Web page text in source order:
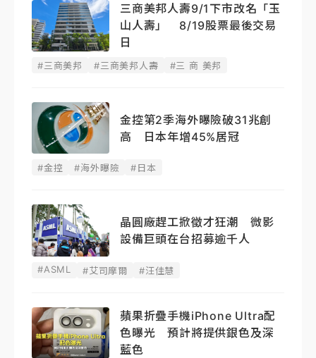
三商美邦人壽9/1下市改名「玉
山人壽」 8/19股票最後交易
日
#三商美邦 #三商美邦人壽 #三 商 美邦
金控第2季海外曝險破31兆創
高 日本年增45%居冠
#金控 #海外曝險 #日本
晶圓廠趕工掀徵才狂潮 微影
設備巨頭在台招募逾千人
#ASML #艾司摩爾 #汪佳慧
蘋果折疊手機iPhone Ultra配
色曝光 預計將提供銀色及深
藍色